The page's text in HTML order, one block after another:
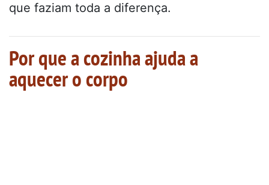
que faziam toda a diferença.
Por que a cozinha ajuda a
aquecer o corpo